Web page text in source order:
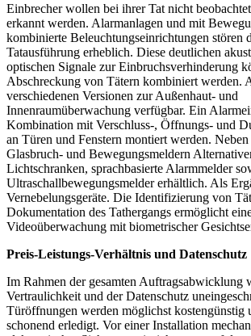
Einbrecher wollen bei ihrer Tat nicht
erkannt werden. Alarmanlagen und mit
kombinierte Beleuchtungseinrichtungen stören
Tatausführung erheblich. Diese deutlichen
optischen Signale zur Einbruchsverhinderung
Abschreckung von Tätern kombiniert werden.
verschiedenen Versionen zur Außenhaut- und
Innenraumüberwachung verfügbar. Ein
Kombination mit Verschluss-, Öffnungs- und
an Türen und Fenstern montiert werden.
Glasbruch- und Bewegungsmeldern
Lichtschranken, sprachbasierte Alarmmelder
Ultraschallbewegungsmelder erhältlich. Als
Vernebelungsgeräte. Die Identifizierung von
Dokumentation des Tathergangs ermöglicht
Videoüberwachung mit biometrischer
Preis-Leistungs-Verhältnis und Datenschutz
Im Rahmen der gesamten Auftragsabwicklung
Vertraulichkeit und der Datenschutz
Türöffnungen werden möglichst kostengünstig
schonend erledigt. Vor einer Installation